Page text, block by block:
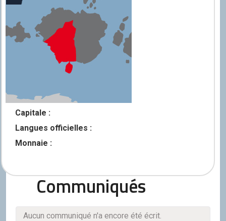
Capitale :
Langues officielles :
Monnaie :
Communiqués
Aucun communiqué n'a encore été écrit.